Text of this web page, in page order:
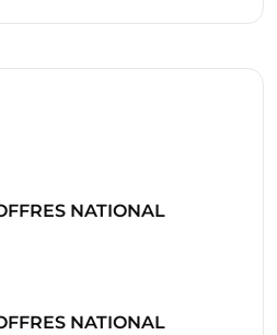
NATIONAL
NATIONAL